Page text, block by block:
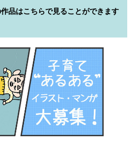
品はこちらで見ることができます